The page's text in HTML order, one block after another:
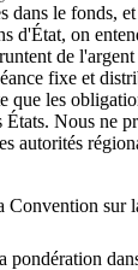
dans le fonds,
d'État, on
de
fixe et
que les
Nous ne
autorités
Convention sur
pondération